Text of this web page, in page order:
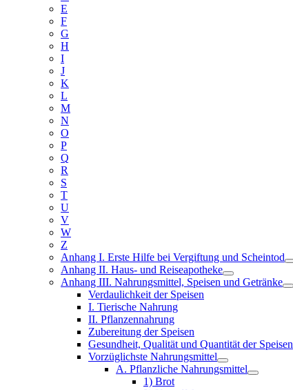
E
F
G
H
I
J
K
L
M
N
O
P
Q
R
S
T
U
V
W
Z
Anhang I. Erste Hilfe bei Vergiftung und Scheintod
Anhang II. Haus- und Reiseapotheke
Anhang III. Nahrungsmittel, Speisen und Getränke
Verdaulichkeit der Speisen
I. Tierische Nahrung
II. Pflanzennahrung
Zubereitung der Speisen
Gesundheit, Qualität und Quantität der Speisen
Vorzüglichste Nahrungsmittel
A. Pflanzliche Nahrungsmittel
1) Brot